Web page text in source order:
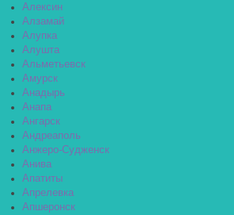
Алексин
Алзамай
Алупка
Алушта
Альметьевск
Амурск
Анадырь
Анапа
Ангарск
Андреаполь
Анжеро-Судженск
Анива
Апатиты
Апрелевка
Апшеронск